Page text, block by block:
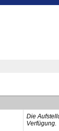
Die
Verfügung.